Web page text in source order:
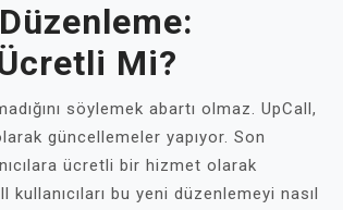
Mi?
söylemek abartı olmaz. UpCall,
güncellemeler yapıyor. Son
ücretli bir hizmet olarak
bu yeni düzenlemeyi nasıl